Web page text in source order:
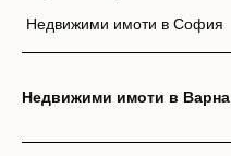
Недвижими имоти в София
Недвижими имоти в Варна